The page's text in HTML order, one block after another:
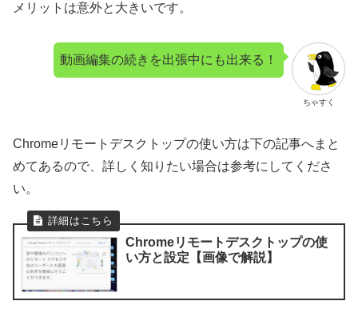
メリットは意外と大きいです。
ちゃすく
動画編集の続きを出張中にも出来る！
Chromeリモートデスクトップの使い方は下の記事へまと
めてあるので、詳しく知りたい場合は参考にしてくださ
い。
Chromeリモートデスクトップの使
い方と設定【画像で解説】